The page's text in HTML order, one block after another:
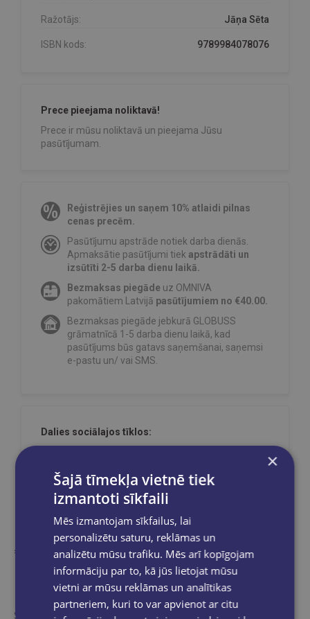
Ražotājs: Jāņa Sēta
ISBN kods: 9789984078076
Prece pieejama noliktavā!
Prece ir mūsu noliktavā un pieejama Jūsu
pasūtījumam.
Reģistrējies un saņem 10% atlaidi pilnas
cenas precēm.
Pasūtījumu apstrāde notiek darba dienās.
Apmaksātie pasūtījumi tiek apstrādāti un
izsūtīti 2-5 darba dienu laikā.
Bezmaksas piegāde uz OMNIVA
pakomātiem Latvijā pasūtījumiem no €40.00.
Bezmaksas piegāde jebkurā GLOBUSS
grāmatnīcā 1-5 darba dienu laikā, kad
pasūtījums būs gatavs saņemšanai, saņemsi
e-pastu un/ vai SMS.
Dalies sociālajos tīklos:
Kāds nesen iegādājās
Šīs preces ir pamanījuši citi e-veikala apmeklētāji
×
Šajā tīmekļa vietnē tiek
izmantoti sīkfaili
Mēs izmantojam sīkfailus, lai
personalizētu saturu, reklāmas un
analizētu mūsu trafiku. Mēs arī kopīgojam
informāciju par to, kā jūs lietojat mūsu
vietni ar mūsu reklāmas un analītikas
partneriem, kuri to var apvienot ar citu